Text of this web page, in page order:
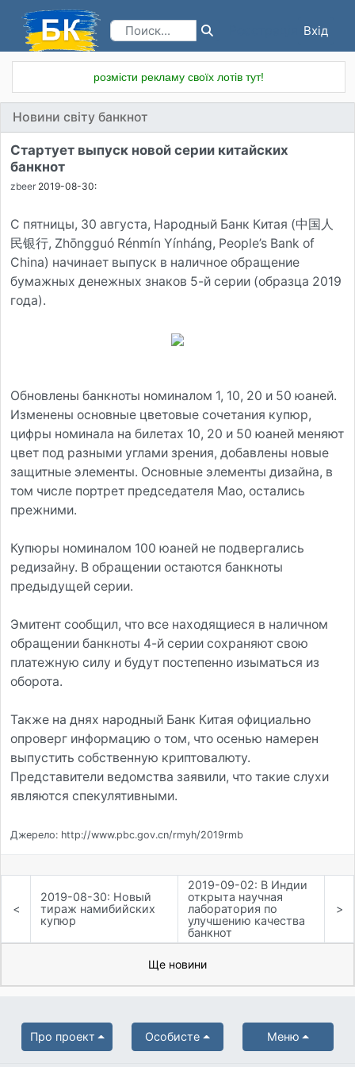
Вхід
розмісти рекламу своїх лотів тут!
Новини світу банкнот
Стартует выпуск новой серии китайских
банкнот
zbeer 2019-08-30:
С пятницы, 30 августа, Народный Банк Китая (中国人
民银行, Zhōngguó Rénmín Yínháng, People’s Bank of
China) начинает выпуск в наличное обращение
бумажных денежных знаков 5-й серии (образца 2019
года).
Обновлены банкноты номиналом 1, 10, 20 и 50 юаней.
Изменены основные цветовые сочетания купюр,
цифры номинала на билетах 10, 20 и 50 юаней меняют
цвет под разными углами зрения, добавлены новые
защитные элементы. Основные элементы дизайна, в
том числе портрет председателя Мао, остались
прежними.
Купюры номиналом 100 юаней не подвергались
редизайну. В обращении остаются банкноты
предыдущей серии.
Эмитент сообщил, что все находящиеся в наличном
обращении банкноты 4-й серии сохраняют свою
платежную силу и будут постепенно изыматься из
оборота.
Также на днях народный Банк Китая официально
опроверг информацию о том, что осенью намерен
выпустить собственную криптовалюту.
Представители ведомства заявили, что такие слухи
являются спекулятивными.
Джерело: http://www.pbc.gov.cn/rmyh/2019rmb
<
2019-08-30: Новый
тираж намибийских
купюр
2019-09-02: В Индии
открыта научная
лаборатория по
улучшению качества
банкнот
>
Ще новини
Про проект Особисте Меню